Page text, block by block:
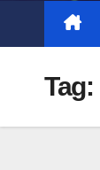
Tag: